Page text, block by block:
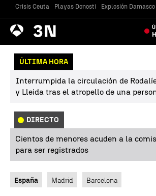
Crisis Ceuta Playas Donosti Explosión Damasco
Antena
3 Noticias
ÚLTIMA HORA
Interrumpida la circulación de
y Lleida tras el atropello de una
DIRECTO
Cientos de menores acuden a la
para ser registrados
España Madrid Barcelona